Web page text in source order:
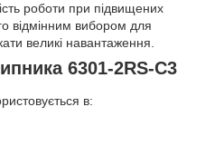
роботи при підвищених
відмінним вибором для
великі навантаження.
6301-2RS-C3
в: